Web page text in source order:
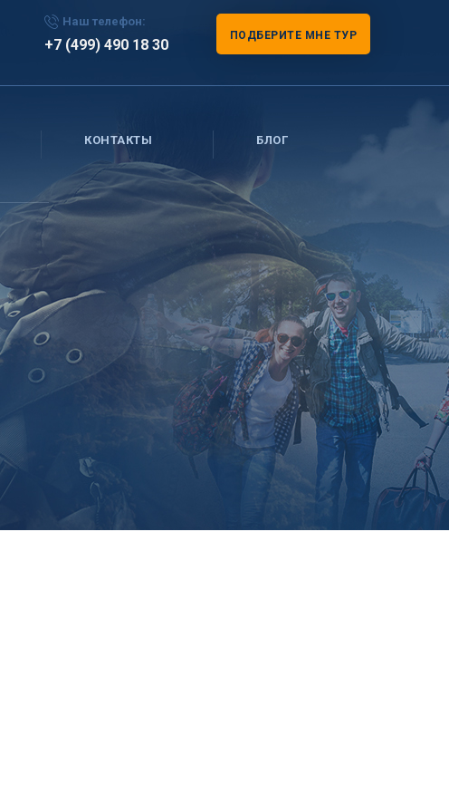
Наш телефон:
+7 (499) 490 18 30
ПОДБЕРИТЕ МНЕ ТУР
КОНТАКТЫ БЛОГ